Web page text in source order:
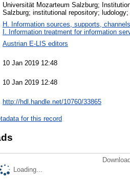
Universität Mozarteum Salzburg;
Salzburg; institutional repository;
H. Information sources, supports,
I. Information treatment for information
Austrian E-LIS editors
10 Jan 2019 12:48
10 Jan 2019 12:48
http://hdl.handle.net/10760/33865
for this record
Loading...